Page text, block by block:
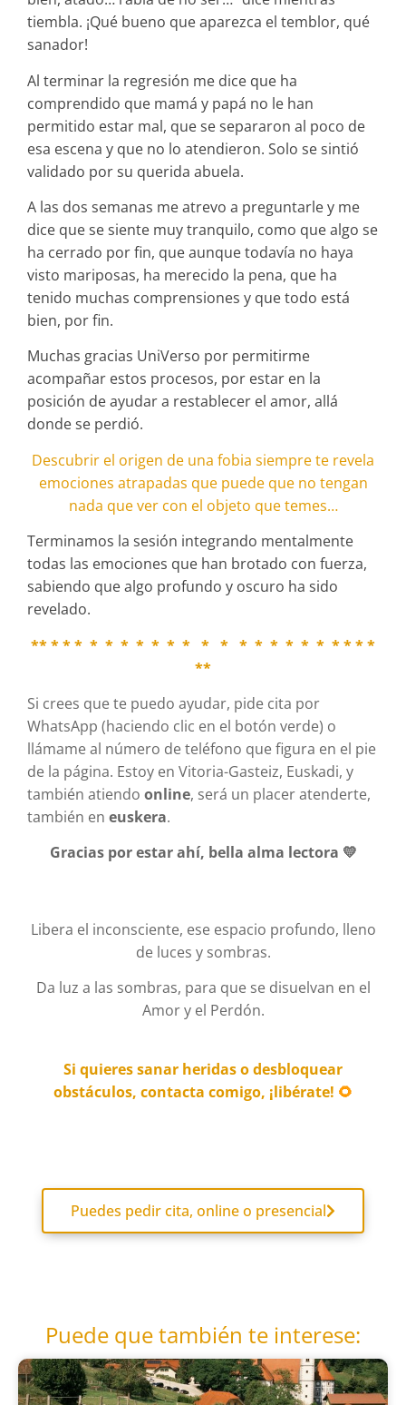
tiembla. ¡Qué bueno que aparezca el temblor, qué
sanador!
Al terminar la regresión me dice que ha
comprendido que mamá y papá no le han
permitido estar mal, que se separaron al poco de
esa escena y que no lo atendieron. Solo se sintió
validado por su querida abuela.
A las dos semanas me atrevo a preguntarle y me
dice que se siente muy tranquilo, como que algo se
ha cerrado por fin, que aunque todavía no haya
visto mariposas, ha merecido la pena, que ha
tenido muchas comprensiones y que todo está
bien, por fin.
Muchas gracias UniVerso por permitirme
acompañar estos procesos, por estar en la
posición de ayudar a restablecer el amor, allá
donde se perdió.
Descubrir el origen de una fobia siempre te revela
emociones atrapadas que puede que no tengan
nada que ver con el objeto que temes…
Terminamos la sesión integrando mentalmente
todas las emociones que han brotado con fuerza,
sabiendo que algo profundo y oscuro ha sido
revelado.
** * * * * * * * * * * * * * * * * * * * * * *
**
Si crees que te puedo ayudar, pide cita por
WhatsApp (haciendo clic en el botón verde) o
llámame al número de teléfono que figura en el pie
de la página. Estoy en Vitoria-Gasteiz, Euskadi, y
también atiendo online, será un placer atenderte,
también en euskera.
Gracias por estar ahí, bella alma lectora 💛
Libera el inconsciente, ese espacio profundo, lleno
de luces y sombras.
Da luz a las sombras, para que se disuelvan en el
Amor y el Perdón.
Si quieres sanar heridas o desbloquear
obstáculos, contacta comigo, ¡libérate! 🌻
Puedes pedir cita, online o presencial
Puede que también te interese: